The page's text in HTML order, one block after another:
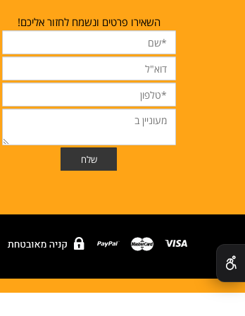
השאירו פרטים ונשמח לחזור אליכם!